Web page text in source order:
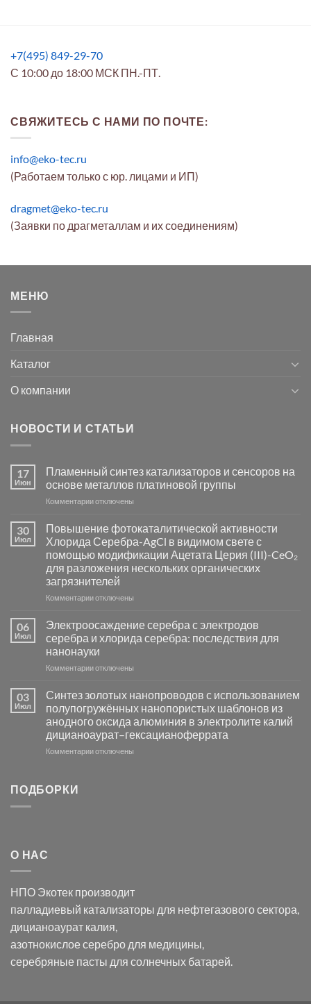
+7(495) 849-29-70
С 10:00 до 18:00 МСК ПН.-ПТ.
СВЯЖИТЕСЬ С НАМИ ПО ПОЧТЕ:
info@eko-tec.ru
(Работаем только с юр. лицами и ИП)
dragmet@eko-tec.ru
(Заявки по драгметаллам и их соединениям)
МЕНЮ
Главная
Каталог
О компании
НОВОСТИ И СТАТЬИ
17
Июн
Пламенный синтез катализаторов и сенсоров на
основе металлов платиновой группы
Комментариик
Пламенный
синтез
катализаторов
и
сенсоров
на
основе
группы
отключены
30
Июл
Повышение фотокаталитической активности
Хлорида Серебра-AgCl в видимом свете с
помощью модификации Ацетата Церия (III)-CeO₂
для разложения нескольких органических
загрязнителей
Комментариик
фотокаталитической
активности
Хлорида
Серебра-
в
видимом
свете
с
помощью
модификации
отключены
06
Июл
Электроосаждение серебра с электродов
серебра и хлорида серебра: последствия для
нанонауки
Комментариик
серебра
с
электродов
серебра
и
отключены
03
Июл
Синтез золотых нанопроводов с использованием
полупогружённых нанопористых шаблонов из
анодного оксида алюминия в электролите калий
дицианоаурат–гексацианоферрата
Комментариик
оксида
в
электролите
калий
дицианоаурат–
гексацианоферрата
отключены
ПОДБОРКИ
О НАС
НПО Экотек производит
палладиевый катализаторы для нефтегазового сектора,
дицианоаурат калия,
азотнокислое серебро для медицины,
серебряные пасты для солнечных батарей.